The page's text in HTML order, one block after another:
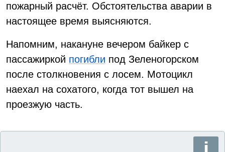
пожарный расчёт. Обстоятельства аварии в
настоящее время выясняются.
Напомним, накануне вечером байкер с
пассажиркой погибли под Зеленогорском
после столкновения с лосем. Мотоцикл
наехал на сохатого, когда тот вышел на
проезжую часть.